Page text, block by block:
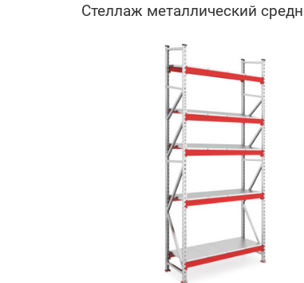
Стеллаж металлический